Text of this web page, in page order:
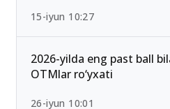
15-iyun 10:27
2026-yilda eng past ball
OTMlar ro‘yxati
26-iyun 10:01